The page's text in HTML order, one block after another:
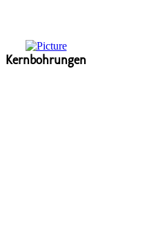
Kernbohrungen